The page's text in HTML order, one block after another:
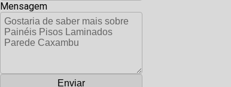
Mensagem